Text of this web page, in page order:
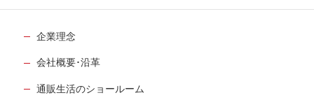
企業理念
会社概要･沿革
通販生活のショールーム